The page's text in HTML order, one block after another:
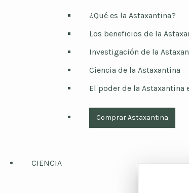
¿Qué es la Astaxantina?
Los beneficios de la
Investigación de la
Ciencia de la Astaxantina
El poder de la Astaxantina
Comprar Astaxantina
CIENCIA